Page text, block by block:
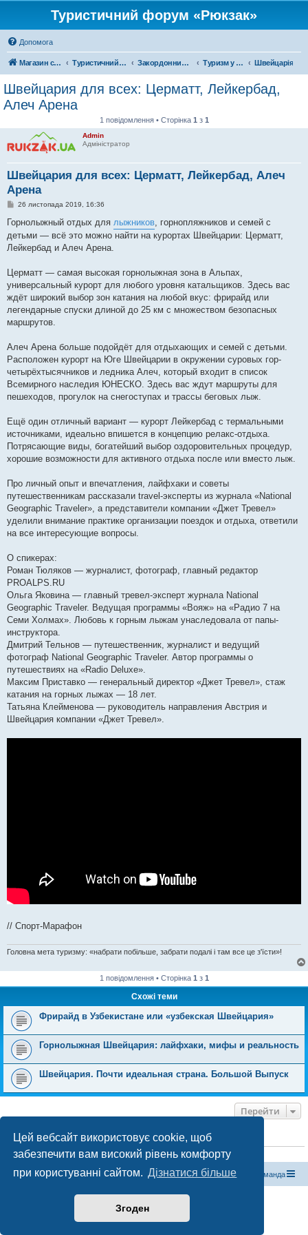
Цей вебсайт використовує cookie, щоб
забезпечити вам високий рівень комфорту
при користуванні сайтом. Дізнатися більше
Згоден
Туристичний форум «Рюкзак»
Допомога
Магазин спорядження Туристичний форум «Рюкзак» Закордонний туризм Туризм у Європі Швейцарія
Швейцария для всех: Церматт, Лейкербад,
Алеч Арена
1 повідомлення • Сторінка 1 з 1
Admin
Адміністратор
Швейцария для всех: Церматт, Лейкербад, Алеч
Арена
П
в
і
д
о
м
е
н
н
я
26 листопада 2019, 16:36
Горнолыжный отдых для лыжников, горнопляжников и семей с
детьми — всё это можно найти на курортах Швейцарии: Церматт,
Лейкербад и Алеч Арена.
Церматт — самая высокая горнолыжная зона в Альпах,
универсальный курорт для любого уровня катальщиков. Здесь вас
ждёт широкий выбор зон катания на любой вкус: фрирайд или
легендарные спуски длиной до 25 км с множеством безопасных
маршрутов.
Алеч Арена больше подойдёт для отдыхающих и семей с детьми.
Расположен курорт на Юге Швейцарии в окружении суровых гор-
четырёхтысячников и ледника Алеч, который входит в список
Всемирного наследия ЮНЕСКО. Здесь вас ждут маршруты для
пешеходов, прогулок на снегоступах и трассы беговых лыж.
Ещё один отличный вариант — курорт Лейкербад с термальными
источниками, идеально впишется в концепцию релакс-отдыха.
Потрясающие виды, богатейший выбор оздоровительных процедур,
хорошие возможности для активного отдыха после или вместо лыж.
Про личный опыт и впечатления, лайфхаки и советы
путешественникам рассказали travel-эксперты из журнала «National
Geographic Traveler», а представители компании «Джет Тревел»
уделили внимание практике организации поездок и отдыха, ответили
на все интересующие вопросы.
О спикерах:
Роман Тюляков — журналист, фотограф, главный редактор
PROALPS.RU
Ольга Яковина — главный тревел-эксперт журнала National
Geographic Traveler. Ведущая программы «Вояж» на «Радио 7 на
Семи Холмах». Любовь к горным лыжам унаследовала от папы-
инструктора.
Дмитрий Тельнов — путешественник, журналист и ведущий
фотограф National Geographic Traveler. Автор программы о
путешествиях на «Radio Deluxe».
Максим Приставко — генеральный директор «Джет Тревел», стаж
катания на горных лыжах — 18 лет.
Татьяна Клейменова — руководитель направления Австрия и
Швейцария компании «Джет Тревел».
// Спорт-Марафон
Головна мета туризму: «набрати побільше, забрати подалі і там все це з'їсти»!
1 повідомлення • Сторінка 1 з 1
Схожі теми
Фрирайд в Узбекистане или «узбекская Швейцария»
Горнолыжная Швейцария: лайфхаки, мифы и реальность
Швейцария. Почти идеальная страна. Большой Выпуск
Перейти
ХТО ЗАРАЗ ОНЛАЙН
Зараз переглядають цей форум:ClaudeBot [бот ШІ]і 0 гостей
Магазин спорядження Туристичний форум «Рюкзак» Команда
Працює на phpBB® Forum Software © phpBB Limited
Конфіденційність